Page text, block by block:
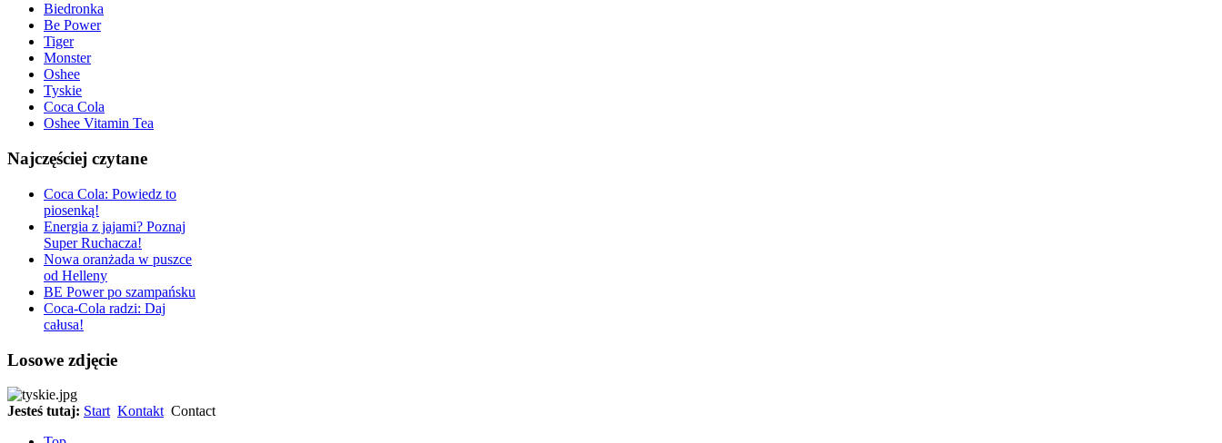
Biedronka
Be Power
Tiger
Monster
Oshee
Tyskie
Coca Cola
Oshee Vitamin Tea
Najczęściej czytane
Coca Cola: Powiedz to
piosenką!
Energia z jajami? Poznaj
Super Ruchacza!
Nowa oranżada w puszce
od Helleny
BE Power po szampańsku
Coca-Cola radzi: Daj
całusa!
Losowe zdjęcie
Jesteś tutaj: Start Kontakt Contact